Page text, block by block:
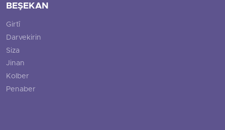
BEŞEKAN
Girtî
Darvekirin
Siza
Jinan
Kolber
Penaber